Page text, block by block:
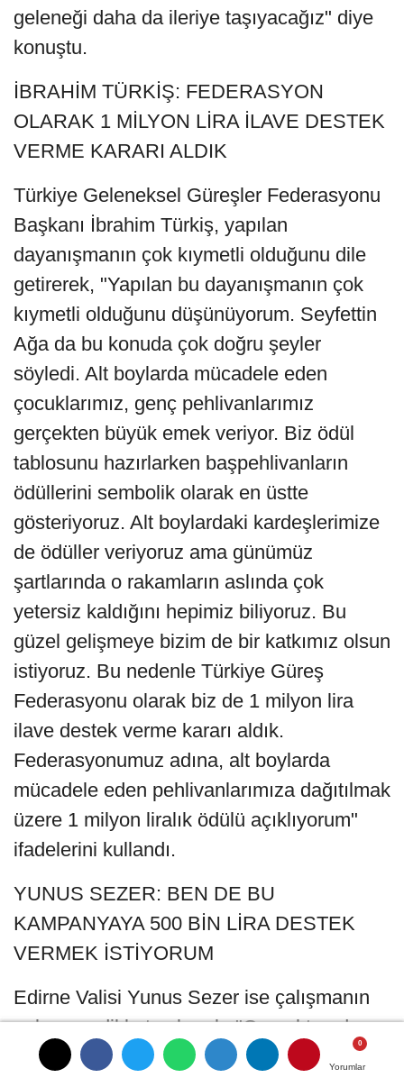
Yorumlar
Yorumlar
Yorumlar
geleneği daha da ileriye taşıyacağız" diye
konuştu.
İBRAHİM TÜRKİŞ: FEDERASYON
OLARAK 1 MİLYON LİRA İLAVE DESTEK
VERME KARARI ALDIK
Türkiye Geleneksel Güreşler Federasyonu
Başkanı İbrahim Türkiş, yapılan
dayanışmanın çok kıymetli olduğunu dile
getirerek, "Yapılan bu dayanışmanın çok
kıymetli olduğunu düşünüyorum. Seyfettin
Ağa da bu konuda çok doğru şeyler
söyledi. Alt boylarda mücadele eden
çocuklarımız, genç pehlivanlarımız
gerçekten büyük emek veriyor. Biz ödül
tablosunu hazırlarken başpehlivanların
ödüllerini sembolik olarak en üstte
gösteriyoruz. Alt boylardaki kardeşlerimize
de ödüller veriyoruz ama günümüz
şartlarında o rakamların aslında çok
yetersiz kaldığını hepimiz biliyoruz. Bu
güzel gelişmeye bizim de bir katkımız olsun
istiyoruz. Bu nedenle Türkiye Güreş
Federasyonu olarak biz de 1 milyon lira
ilave destek verme kararı aldık.
Federasyonumuz adına, alt boylarda
mücadele eden pehlivanlarımıza dağıtılmak
üzere 1 milyon liralık ödülü açıklıyorum"
ifadelerini kullandı.
YUNUS SEZER: BEN DE BU
KAMPANYAYA 500 BİN LİRA DESTEK
VERMEK İSTİYORUM
Edirne Valisi Yunus Sezer ise çalışmanın
anlamına dikkat çekerek, "Gerçekten de
bugün çok anlamlı, belki de ilk kez